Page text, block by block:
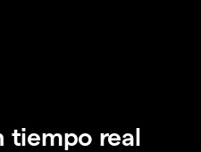
tiempo real